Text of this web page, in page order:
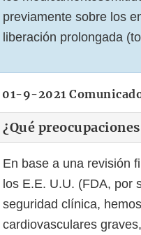
previamente sobre los
liberación prolongada
01-9-2021
¿Qué
En base a una revisión
los E.E. U.U. (FDA, por
seguridad clínica,
cardiovasculares